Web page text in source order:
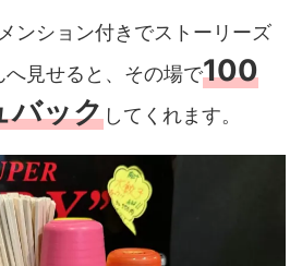
ンション付きでストーリーズ
見せると、その場で100
バックしてくれます。